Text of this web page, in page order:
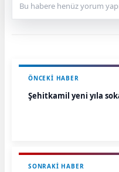
Bu habere henüz yorum
ÖNCEKI HABER
Şehitkamil yeni yıla
SONRAKI HABER